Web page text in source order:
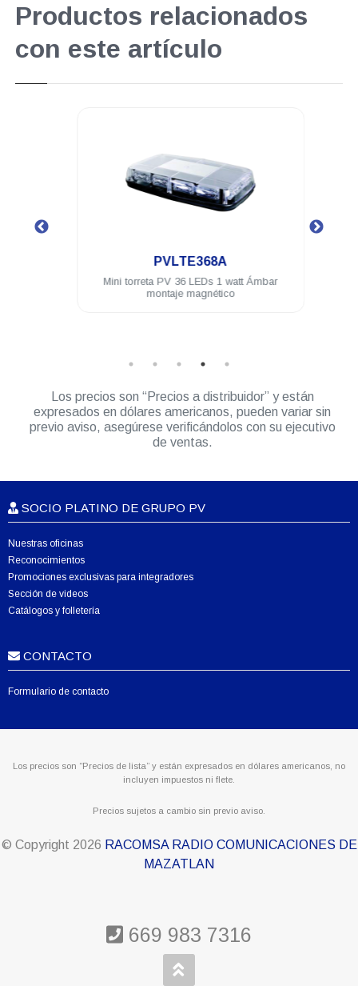
Productos relacionados
con este artículo
PVLTE368A
Mini torreta PV 36 LEDs 1 watt Ámbar
montaje magnético
Los precios son “Precios a distribuidor” y están
expresados en dólares americanos, pueden variar sin
previo aviso, asegúrese verificándolos con su ejecutivo
de ventas.
SOCIO PLATINO DE GRUPO PV
Nuestras oficinas
Reconocimientos
Promociones exclusivas para integradores
Sección de videos
Catálogos y folletería
CONTACTO
Formulario de contacto
Los precios son “Precios de lista” y están expresados en dólares americanos, no
incluyen impuestos ni flete.
Precios sujetos a cambio sin previo aviso.
© Copyright 2026 RACOMSA RADIO COMUNICACIONES DE
MAZATLAN
669 983 7316